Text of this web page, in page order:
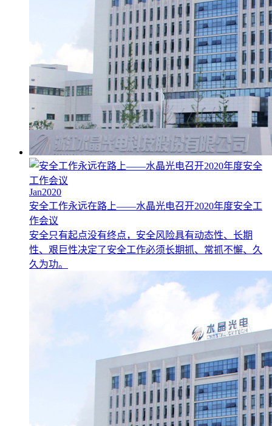
Jan2020
安全工作永远在路上——水晶光电召开2020年度安全工
作会议
安全只有起点没有终点，安全风险具有动态性、长期
性、艰巨性决定了安全工作必须长期抓、常抓不懈、久
久为功。